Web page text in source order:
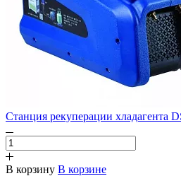
Станция рекуперации хладагента
В корзину В корзине